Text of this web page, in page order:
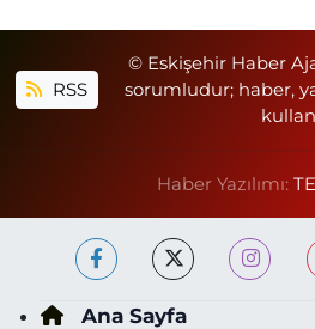
RSS
© Eskişehir Haber
sorumludur; haber,
Haber Yazılımı:
Ana Sayfa